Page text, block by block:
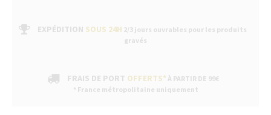
EXPÉDITION SOUS 24H 2/3 jours ouvrables pour les produits
gravés
FRAIS DE PORT OFFERTS* À PARTIR DE 99€
* France métropolitaine uniquement